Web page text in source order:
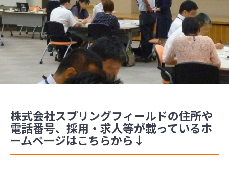
株式会社スプリングフィールドの住所や
電話番号、採用・求人等が載っているホ
ームページはこちらから↓